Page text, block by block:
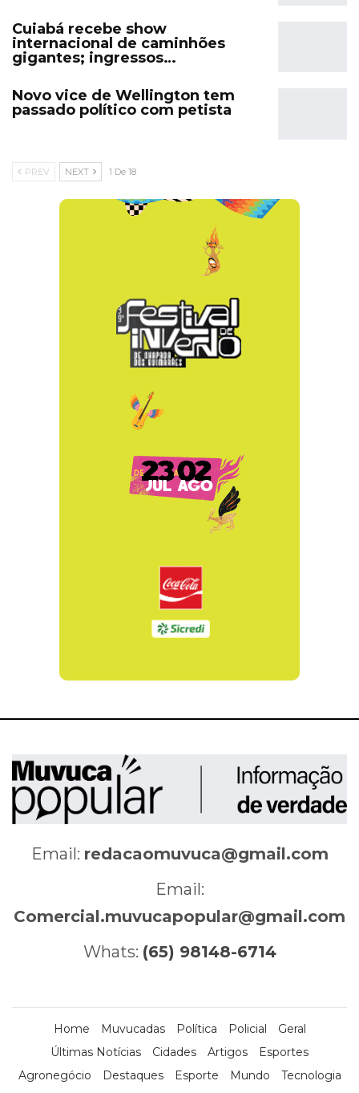
Cuiabá recebe show
internacional de caminhões
gigantes; ingressos…
Novo vice de Wellington tem
passado político com petista
PREV NEXT 1 De 18
Email: redacaomuvuca@gmail.com
Email:
Comercial.muvucapopular@gmail.com
Whats: (65) 98148-6714
Home Muvucadas Política Policial
Geral
Últimas Notícias
Cidades Artigos
Esportes
Agronegócio
Destaques Esporte Mundo
Tecnologia